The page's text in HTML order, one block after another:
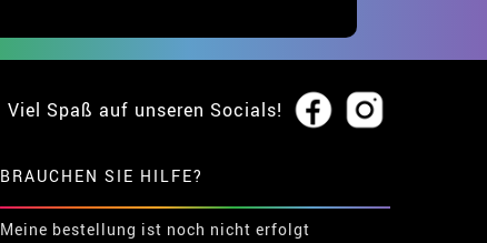
Viel Spaß auf unseren Socials!
BRAUCHEN SIE HILFE?
Meine bestellung ist noch nicht erfolgt